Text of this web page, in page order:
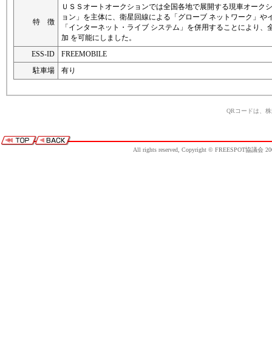
特 徴
ＵＳＳオートオークションでは全国各地で展開する現車オーク
ョン」を主体に、衛星回線による「グローブ ネットワーク」や
「インターネット・ライブ システム」を併用することにより
加 を可能にしました。
ESS-ID
FREEMOBILE
駐車場
有り
QRコードは、
All rights reserved, Copyright © FREESPOT協議会